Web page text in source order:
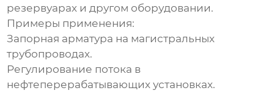
резервуарах и другом оборудовании.
Примеры применения:
Запорная арматура на магистральных
трубопроводах.
Регулирование потока в
нефтеперерабатывающих установках.